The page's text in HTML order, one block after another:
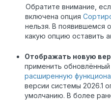
Обратите внимание,
включена опция
нельзя. В появившемся
какую опцию оставить
Отображать новую
применить
расширенную
версии системы 2026.1
умолчанию. В более